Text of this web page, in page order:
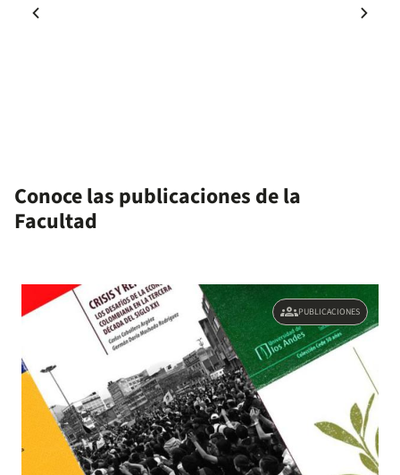
pandemia, la necesidad de comprender y enfatizar en la asociación
Página
chevron_left chevron_right
Conoce las publicaciones de la
Facultad
groupsPUBLICACIONES